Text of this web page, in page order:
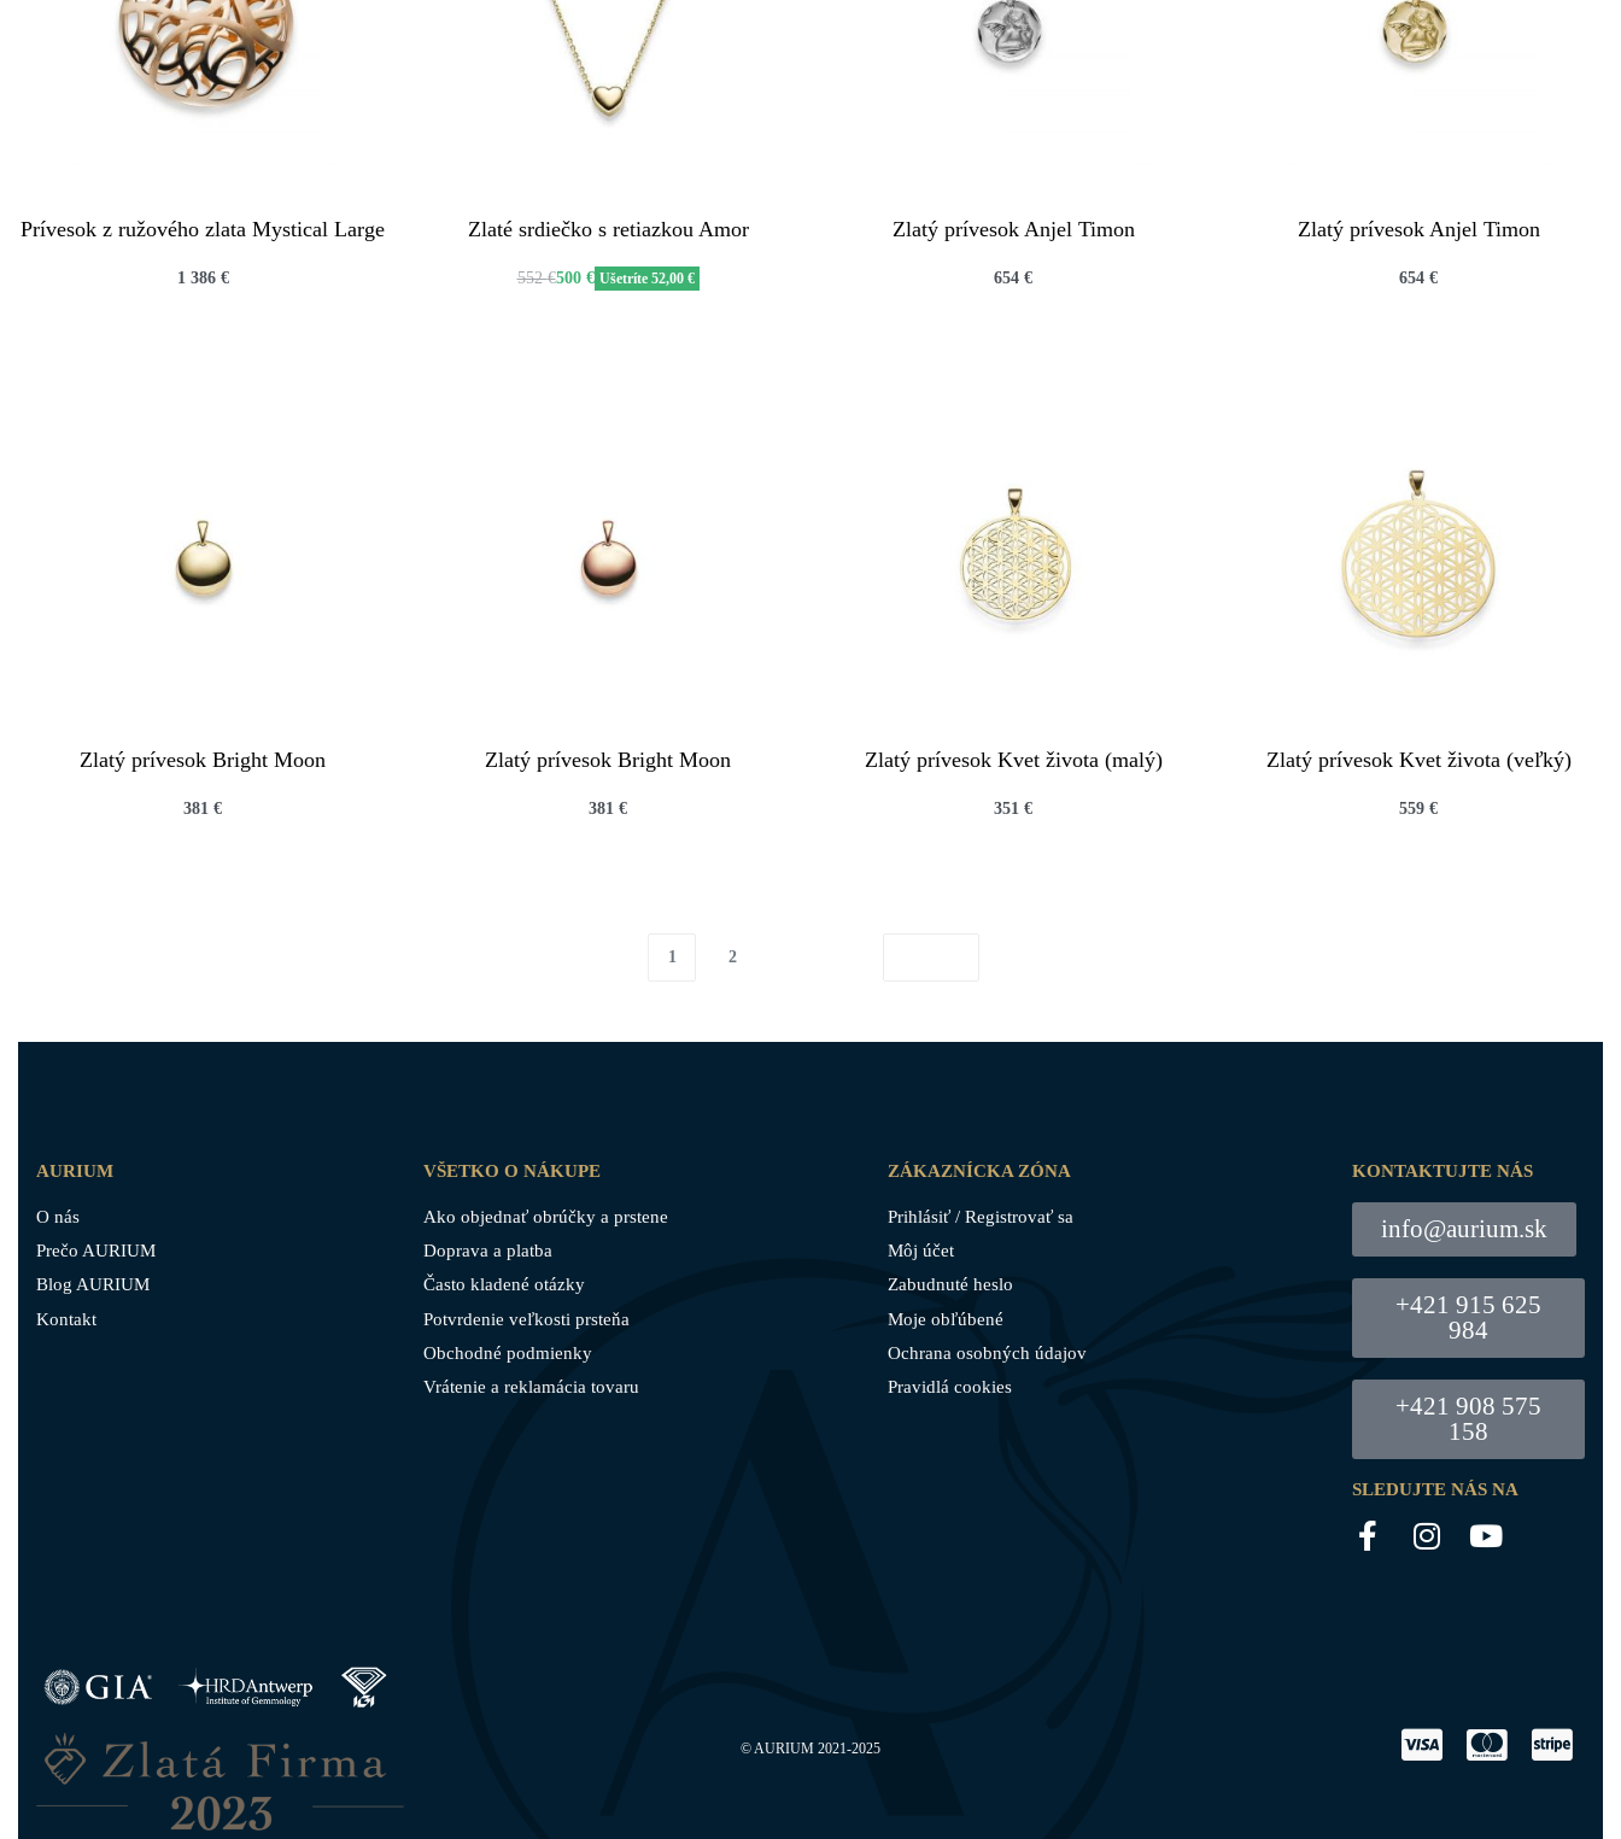
Prívesok z ružového zlata Mystical Large
1 386 €
Zlaté srdiečko s retiazkou Amor
552€500 € Ušetríte 52,00 €
Zlatý prívesok Anjel Timon
654 €
Zlatý prívesok Anjel Timon
654 €
Zlatý prívesok Bright Moon
381 €
Zlatý prívesok Bright Moon
381 €
Zlatý prívesok Kvet života (malý)
351 €
Zlatý prívesok Kvet života (veľký)
559 €
1 2
AURIUM
O nás
Prečo AURIUM
Blog AURIUM
Kontakt
VŠETKO O NÁKUPE
Ako objednať obrúčky a prstene
Doprava a platba
Často kladené otázky
Potvrdenie veľkosti prsteňa
Obchodné podmienky
Vrátenie a reklamácia tovaru
ZÁKAZNÍCKA ZÓNA
Prihlásiť / Registrovať sa
Môj účet
Zabudnuté heslo
Moje obľúbené
Ochrana osobných údajov
Pravidlá cookies
KONTAKTUJTE NÁS
info@aurium.sk
+421 915 625
984
+421 908 575
158
SLEDUJTE NÁS NA
© AURIUM2021-2025